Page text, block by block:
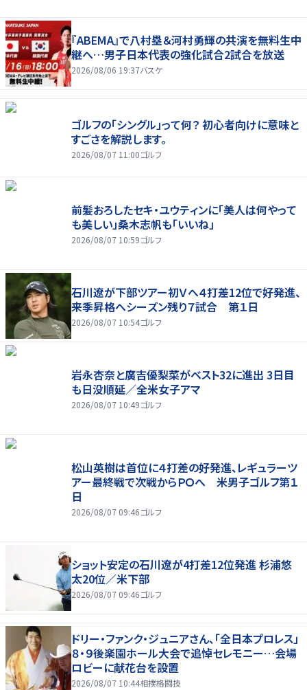
『ABEMA』で八村塁＆河村勇輝の共演を無料生中
継へ…男子日本代表の強化試合2試合を放送
2026/08/06 19:37バスケ
ゴルフの「シングル」って何？ 初心者向けに意味と
すごさを解説します。
2026/08/07 11:00ゴルフ
前髪おろしたセキ・ユウティンに「美人は何やって
も美しい」桑木志帆も「いいね」
2026/08/07 10:59ゴルフ
石川遼が下部ツアー初Ｖへ４打差12位で好発進、
来季昇格へシーズン残り７試合 第１日
2026/08/07 10:54ゴルフ
岩永杏奈と廣吉優梨菜がベスト32に進出 3日目
も日没順延／全米女子アマ
2026/08/07 10:49ゴルフ
松山英樹は首位に４打差の好発進、レギュラーツ
アー最終戦で次戦からＰＯへ 米男子ゴルフ第１
日
2026/08/07 09:46ゴルフ
ショット安定の石川遼が4打差12位発進 杉浦悠
太20位／米下部
2026/08/07 09:46ゴルフ
ドリー・ファンク・ジュニアさん、「全日本プロレス」
８・９後楽園ホール大会で追悼セレモニー…会場
ロビーに献花台を設置
2026/08/07 10:44相撲格闘技